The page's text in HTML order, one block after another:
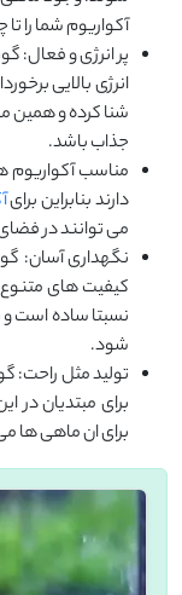
آکواریوم شما را
پر انرژی و فعال:
انرژی بالایی
شنا کرده و همین
جذاب باشد.
مناسب
دارند بنابراین برای
می توانند در
نگهداری آسان:
کیفیت های متنوع
نسبتا ساده است
شود.
تولید مثل راحت:
برای مبتدیان در
برای ان ماهی ها